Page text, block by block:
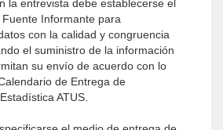
la entrevista debe establecerse el
Informante para
con la calidad y congruencia
el suministro de la información
su envío de acuerdo con lo
de Entrega de
ATUS.